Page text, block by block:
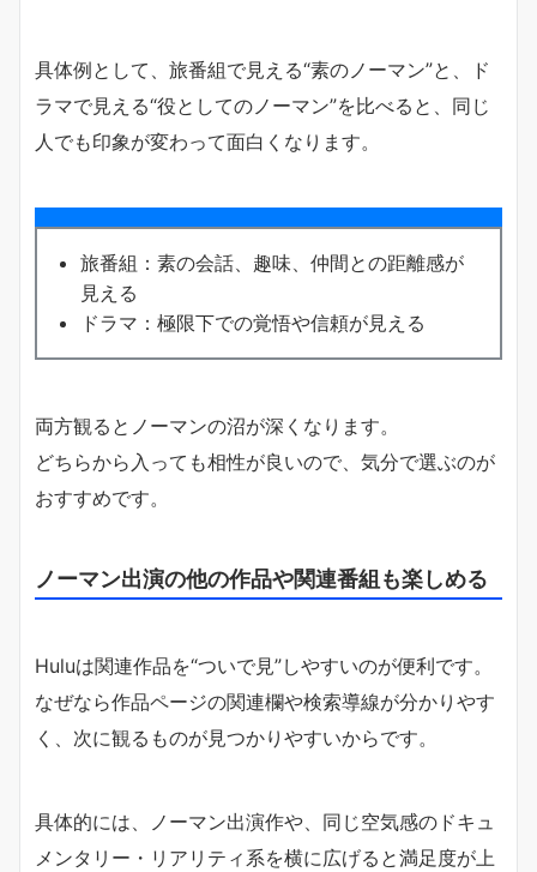
具体例として、旅番組で見える“素のノーマン”と、ド
ラマで見える“役としてのノーマン”を比べると、同じ
人でも印象が変わって面白くなります。
旅番組：素の会話、趣味、仲間との距離感が
見える
ドラマ：極限下での覚悟や信頼が見える
両方観るとノーマンの沼が深くなります。
どちらから入っても相性が良いので、気分で選ぶのが
おすすめです。
ノーマン出演の他の作品や関連番組も楽しめる
Huluは関連作品を“ついで見”しやすいのが便利です。
なぜなら作品ページの関連欄や検索導線が分かりやす
く、次に観るものが見つかりやすいからです。
具体的には、ノーマン出演作や、同じ空気感のドキュ
メンタリー・リアリティ系を横に広げると満足度が上